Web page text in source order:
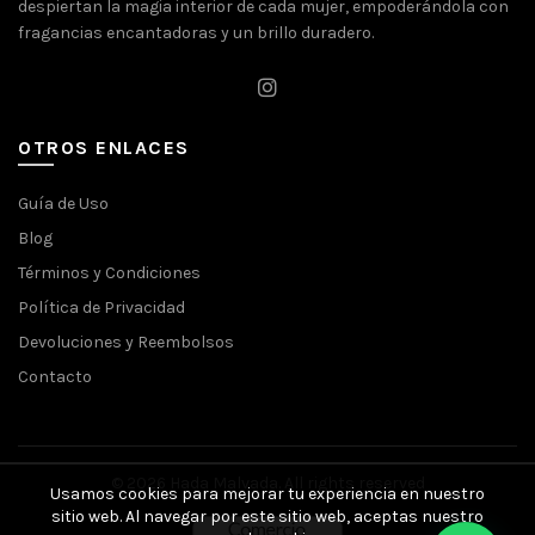
despiertan la magia interior de cada mujer, empoderándola con
fragancias encantadoras y un brillo duradero.
OTROS ENLACES
Guía de Uso
Blog
Términos y Condiciones
Política de Privacidad
Devoluciones y Reembolsos
Contacto
© 2026 Hada Malvada . All rights reserved
Usamos cookies para mejorar tu experiencia en nuestro
sitio web. Al navegar por este sitio web, aceptas nuestro